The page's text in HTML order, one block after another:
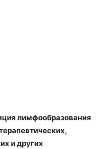
лимфообразования
и других